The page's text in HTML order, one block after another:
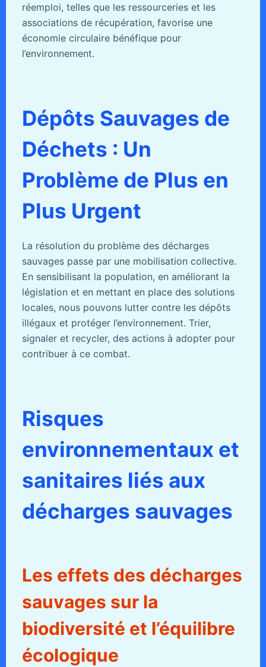
réemploi, telles que les ressourceries et les
associations de récupération, favorise une
économie circulaire bénéfique pour
l’environnement.
Dépôts Sauvages de
Déchets : Un
Problème de Plus en
Plus Urgent
La résolution du problème des décharges
sauvages passe par une mobilisation collective.
En sensibilisant la population, en améliorant la
législation et en mettant en place des solutions
locales, nous pouvons lutter contre les dépôts
illégaux et protéger l’environnement. Trier,
signaler et recycler, des actions à adopter pour
contribuer à ce combat.
Risques
environnementaux et
sanitaires liés aux
décharges sauvages
Les effets des décharges
sauvages sur la
biodiversité et l’équilibre
écologique